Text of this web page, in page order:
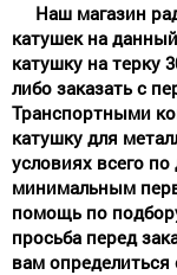
Наш магазин
катушек на
катушку на терку
либо заказать с
Транспортными
катушку для
условиях всего
минимальным
помощь по
просьба перед
вам